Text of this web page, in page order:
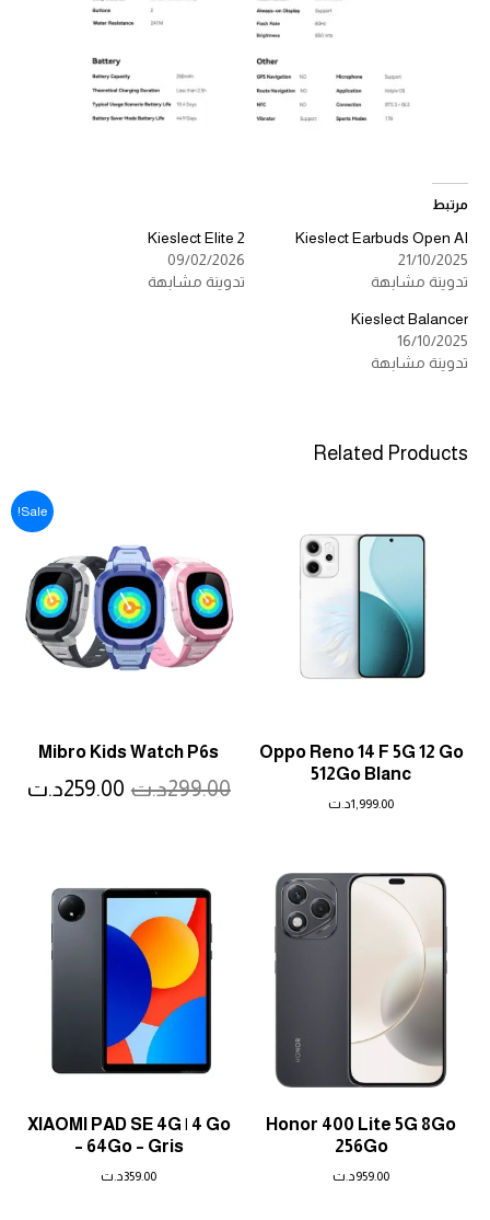
مرتبط
Kieslect Earbuds Open AI
21/10/2025
تدوينة مشابهة
Kieslect Elite 2
09/02/2026
تدوينة مشابهة
Kieslect Balancer
16/10/2025
تدوينة مشابهة
Related Products
Oppo Reno 14 F 5G 12 Go
512Go Blanc
1,999.00د.ت
Sale!
Mibro Kids Watch P6s
299.00د.ت 259.00د.ت
Honor 400 Lite 5G 8Go
256Go
959.00د.ت
XIAOMI PAD SE 4G | 4 Go
– 64Go – Gris
359.00د.ت